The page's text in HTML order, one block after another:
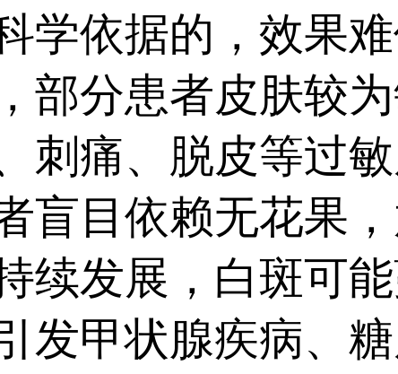
无副作用的有效方式
处，促进黑色素细胞
和。此外，患者治疗
意中断治疗，以免影
学依据的，效果
部分患者皮肤较
刺痛、脱皮等过
盲目依赖无花果
续发展，白斑可
发甲状腺疾病、